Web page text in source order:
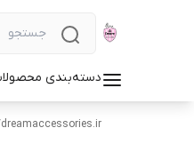
دسته‌بندی
dreamaccessories.ir